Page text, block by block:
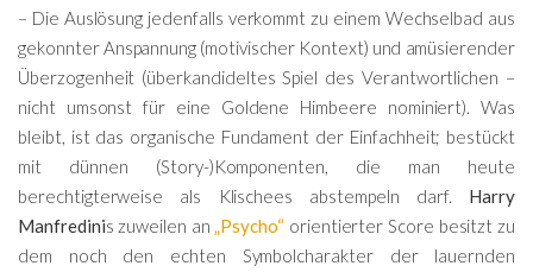
– Die Auslösung jedenfalls verkommt zu einem Wechselbad aus
gekonnter Anspannung (motivischer Kontext) und amüsierender
Überzogenheit (überkandideltes Spiel des Verantwortlichen –
nicht umsonst für eine Goldene Himbeere nominiert). Was
bleibt, ist das organische Fundament der Einfachheit; bestückt
mit dünnen (Story-)Komponenten, die man heute
berechtigterweise als Klischees abstempeln darf. Harry
Manfredinis zuweilen an „Psycho“ orientierter Score besitzt zu
dem noch den echten Symbolcharakter der lauernden